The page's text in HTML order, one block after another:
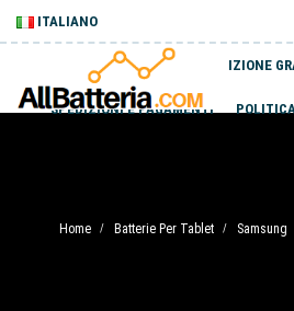
ITALIANO
SPEDIZIONE
SPEDIZIONI E PAGAMENTI
Home / Batterie Per Tablet / Samsung